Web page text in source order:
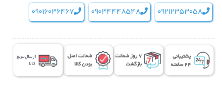
09212353058
09034448548
09016036467